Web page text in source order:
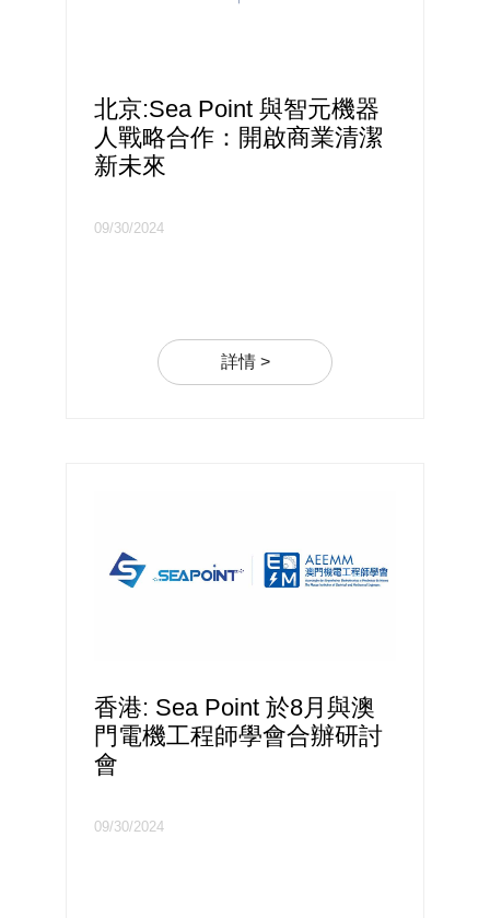
北京:Sea Point 與智元機器
人戰略合作：開啟商業清潔
新未來
09/30/2024
詳情 >
香港: Sea Point 於8月與澳
門電機工程師學會合辦研討
會
09/30/2024